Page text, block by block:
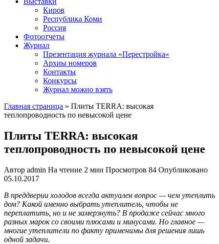
Киров
Республика Коми
Россия
Фотоотчеты
Журнал
Презентация журнала «Перестройка»
Архиы номеров
Контакты
Конкурсы
Журнал можно взять
Главная страница » Плиты TERRA: высокая
теплопроводность по невысокой цене
Плиты TERRA: высокая
теплопроводность по невысокой цене
Автор admin На чтение 2 мин Просмотров 84 Опубликовано
05.10.2017
В преддверии холодов всегда актуален вопрос — чем утеплить
дом? Какой именно выбрать утеплитель, чтобы не
переплатить, но и не замерзнуть? В продаже сейчас много
разных марок со своими плюсами и минусами. Но главное —
многие утеплители по факту применимы для решения лишь
одной задачи.